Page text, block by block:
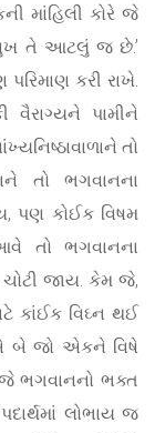
માંહિલી કોરે જે
તે આટલું જ છે.’
કરી રાખે.
પામીને
તો
તો ભગવાનના
પણ કોઈક વિષમ
તો ભગવાનના
જાય. કેમ જે,
કાંઈક વિઘ્ન થઈ
બે જો એકને વિષે
ભગવાનનો ભક્ત
લોભાય જ